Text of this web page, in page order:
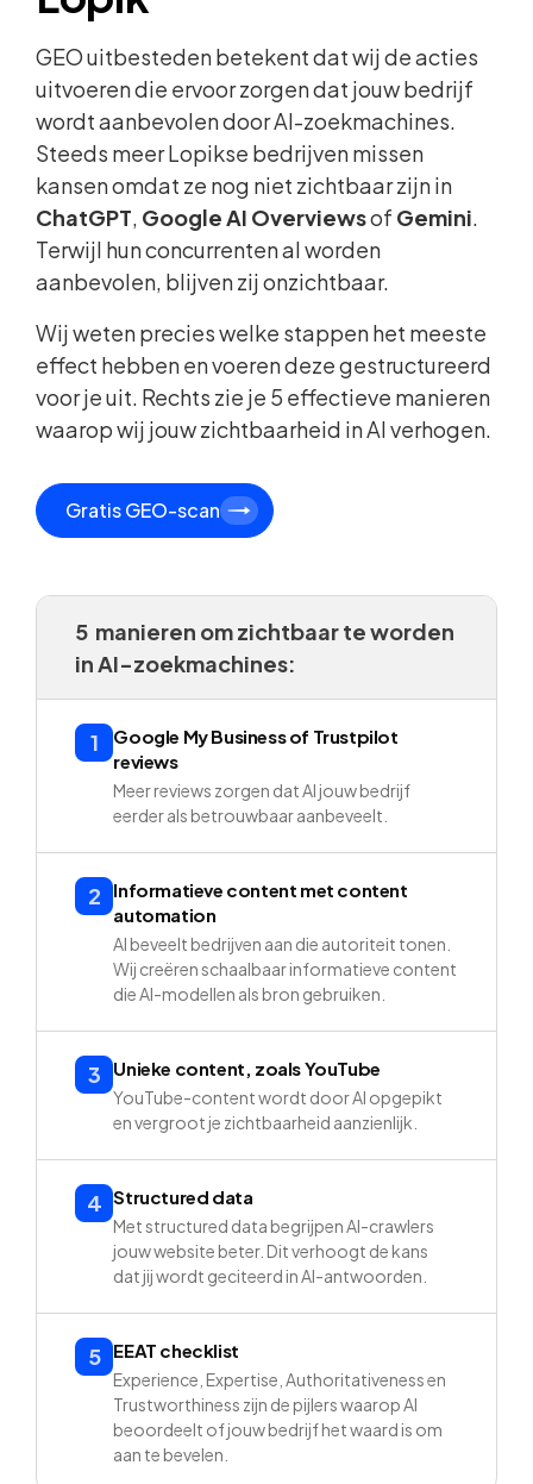
GEO uitbesteden betekent dat wij de acties
uitvoeren die ervoor zorgen dat jouw bedrijf
wordt aanbevolen door AI-zoekmachines.
Steeds meer Lopikse bedrijven missen
kansen omdat ze nog niet zichtbaar zijn in
ChatGPT, Google AI Overviewsof Gemini.
Terwijl hun concurrenten al worden
aanbevolen, blijven zij onzichtbaar.
Wij weten precies welke stappen het meeste
effect hebben en voeren deze gestructureerd
voor je uit. Rechts zie je 5 effectieve manieren
waarop wij jouw zichtbaarheid in AI verhogen.
Gratis GEO-scan
5 manieren om zichtbaar te worden
in AI-zoekmachines:
1
Google My Business of Trustpilot
reviews
Meer reviews zorgen dat AI jouw bedrijf
eerder als betrouwbaar aanbeveelt.
2
Informatieve content met content
automation
AI beveelt bedrijven aan die autoriteit tonen.
Wij creëren schaalbaar informatieve content
die AI-modellen als bron gebruiken.
3 Unieke content, zoals YouTube
YouTube-content wordt door AI opgepikt
en vergroot je zichtbaarheid aanzienlijk.
4 Structured data
Met structured data begrijpen AI-crawlers
jouw website beter. Dit verhoogt de kans
dat jij wordt geciteerd in AI-antwoorden.
5 EEAT checklist
Experience, Expertise, Authoritativeness en
Trustworthiness zijn de pijlers waarop AI
beoordeelt of jouw bedrijf het waard is om
aan te bevelen.